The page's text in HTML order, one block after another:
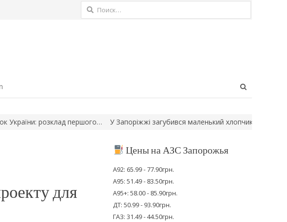
Найти:
розклад першого… У Запоріжжі загубився маленький хлопчик: мати вийшла
для
Цены на АЗС Запорожья
А92: 65.99 - 77.90грн.
А95: 51.49 - 83.50грн.
А95+: 58.00 - 85.90грн.
ДТ: 50.99 - 93.90грн.
ГАЗ: 31.49 - 44.50грн.